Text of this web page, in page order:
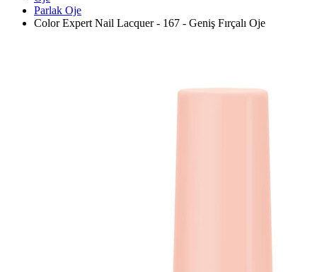
Parlak Oje
Color Expert Nail Lacquer - 167 - Geniş Fırçalı Oje